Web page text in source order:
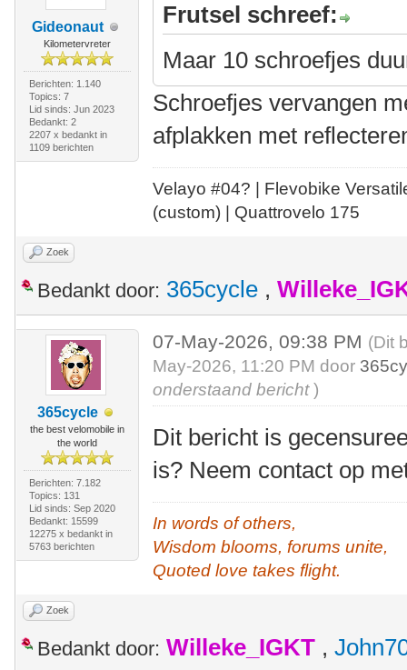
Gideonaut
Kilometervreter
Berichten: 1.140
Topics: 7
Lid sinds: Jun 2023
Bedankt: 2
2207 x bedankt in
1109 berichten
Frutsel schreef:
Maar 10 schroefjes
Schroefjes vervangen
afplakken met
Velayo #04? | Flevobike
(custom) | Quattrovelo 175
Zoek
Bedankt door: 365cycle ,
365cycle
the best velomobile in
the world
Berichten: 7.182
Topics: 131
Lid sinds: Sep 2020
Bedankt: 15599
12275 x bedankt in
5763 berichten
07-May-2026, 09:38 PM (Dit
May-2026, 11:20 PM door
onderstaand bericht )
Dit bericht is
is? Neem contact op
In words of others,
Wisdom blooms, forums unite,
Quoted love takes flight.
Zoek
Bedankt door: Willeke_IGKT ,